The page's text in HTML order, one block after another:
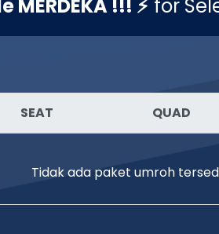
MERDEKA !!! ⚡for
SEAT QUAD
Tidak ada paket umroh